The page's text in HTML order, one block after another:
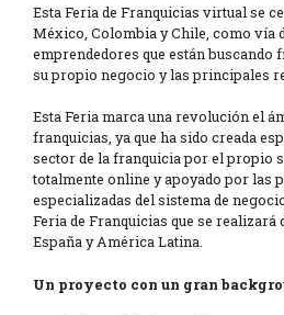
Esta Feria de Franquicias virtual se
México, Colombia y Chile, como vía
emprendedores que están buscando
su propio negocio y las principales
Esta Feria marca una revolución el
franquicias, ya que ha sido creada
sector de la franquicia por el propio
totalmente online y apoyado por las
especializadas del sistema de
Feria de Franquicias que se realizará
España y América Latina.
Un proyecto con un gran